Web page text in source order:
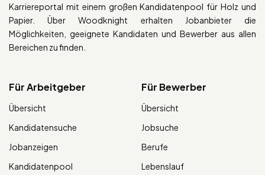
Karriereportal mit einem großen Kandidatenpool für Holz und
Papier. Über Woodknight erhalten Jobanbieter die
Möglichkeiten, geeignete Kandidaten und Bewerber aus allen
Bereichen zu finden.
Für Arbeitgeber
Übersicht
Kandidatensuche
Jobanzeigen
Kandidatenpool
Für Bewerber
Übersicht
Jobsuche
Berufe
Lebenslauf